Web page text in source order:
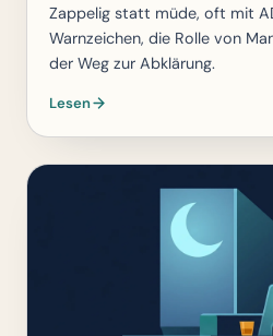
Zappelig statt müde, oft mit
Warnzeichen, die Rolle von
der Weg zur Abklärung.
Lesen